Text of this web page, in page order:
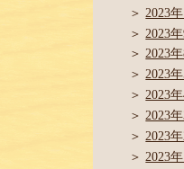
2023年
2023
2023年
2023年
2023年
2023年
2023年
2023